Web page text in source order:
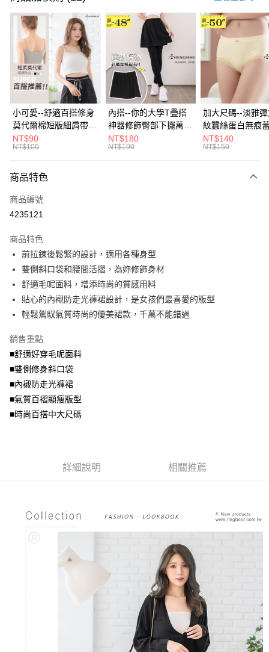
超商取貨付款
LINE Pay
Apple Pay
街口支付
悠遊付
Google Pay
全盈+PAY
大哥付你分期
【大哥付你分期使用說明】
1.本服務由台灣大哥大提供，台灣大哥大用戶可立即使用無須另外申請。
流程，驗證手機門號後，選擇欲分期的期數、繳款截止日，確認付款後即完
成交易。
3.實際核准額度、可分期數及費用金額請依後續交易確認頁面所載為準。
4.訂單成立30分鐘內，如未前往確認交易或遇審核未通過，訂單將自動取
法說明評估內容。
【繳款方式說明】
1.分期款項不併入電信帳單，「大哥付你分期」於每月結算日後寄送繳費提
醒簡訊。
帳／街口支付／iPASS MONEY」等通路繳費。
【注意事項】
1.本服務係由「台灣大哥大股份有限公司」（以下簡稱本公司）所提供，讓
用戶於交易時，得透過本服務購買商品或服務，並由商店將買賣／分期付款
買賣價金債權讓與本公司後，依約使用本公司帳單繳交帳款。
資料（包含姓名、電話或地址）提供予台灣大哥大進項蒐集、處理及利用，
AFTEE先享後付
【關於「AFTEE先享後付」】
AFTEE先享後付是「在收到商品之後才付款」的支付方式。 讓您購物簡單
便利好安心！
１．簡單：不需註冊會員、不需綁卡、不需儲值。
２．便利：只要手機號碼，簡訊認證，即可結帳。
３．安心：先確認商品／服務後，再付款。
【「AFTEE先享後付」結帳流程】
結帳頁面，進行簡訊認證並確認金額後，即可完成結帳。
３．收到繳費通知簡訊後14天內，點擊此簡訊中的連結，可透過四大超商／
ATM／網路銀行／等多元方式進行付款，方視為交易完成。
※ 請注意：結帳手續完成當下不需立刻繳費，但若您需要取消訂單，請聯絡
購買商品的店家。未經商家同意取消之訂單仍視為有效，需透過AFTEE先享
後付繳納相關費用。
※ 交易是否成功請以「AFTEE先享後付 」之結帳頁面顯示為準，若有關於
１．透過由恩沛科技股份有限公司提供之「AFTEE先享後付」服務完成之交
https://aftee.tw/terms/#terms3
３．未成年的使用者請事先徵得法定代理人或監護人之同意方可使用
「AFTEE先享後付」，若未經同意申辦者引起之損失，本公司不負相關責
４．使用「AFTEE先享後付」時，將依據個別帳號之用戶狀況，依本公司即
時審查核予不同之上限額度；若仍有額度不足之情形，本公司將視審查結果
５．嚴禁一人註冊多個帳號或使用他人資訊註冊。若發現惡意使用之情形，
恩沛科技股份有限公司將有權停止該用戶之使用額度並採取法律行動。
ATM付款
全家取貨付款
每筆NT$70，滿NT$699(含以上)免運費
付款後全家取貨
每筆NT$70，滿NT$699(含以上)免運費
7-11取貨付款
每筆NT$70，滿NT$799(含以上)免運費
付款後7-11取貨
每筆NT$100，滿NT$1,000(含以上)免運費
小可愛--舒適百搭修身
莫代爾棉短版細肩帶素
色背心(白.黑.灰L-2L)-
U582眼圈熊中大尺碼
NT$90
NT$100
內搭--你的大學T疊搭
神器修飾臀部下擺萬用
內搭裙/遮臀裙(黑2L-
6L)-Q155眼圈熊中大
NT$180
NT$190
加大尺碼--淡雅
紋蠶絲蛋白無痕
角內褲(白.粉.藍.
3L)-L28眼圈熊中
NT$140
NT$150
商品特色
商品編號
4235121
商品特色
前拉鍊後鬆緊的設計，適用各種身型
雙側斜口袋和腰間活摺，為妳修飾身材
舒適毛呢面料，增添時尚的質感用料
貼心的內襯防走光褲裙設計，是女孩們最喜愛的版型
輕鬆駕馭氣質時尚的優美裙款，千萬不能錯過
銷售重點
■舒適好穿毛呢面料
■雙側修身斜口袋
■內襯防走光褲裙
■氣質百褶顯瘦版型
■時尚百搭中大尺碼
詳細說明 相關推薦